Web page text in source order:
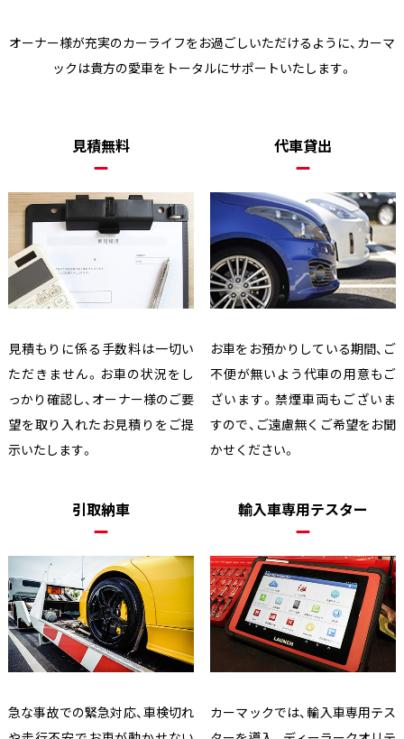
オーナー様が充実のカーライフをお過ごしいただけるように、 カーマ
ックは貴方の愛車をトータルにサポートいたします。
見積無料
見積もりに係る手数料は一切い
ただきません。お車の状況をし
っかり確認し、オーナー様のご要
望を取り入れたお見積りをご提
示いたします。
代車貸出
お車をお預かりしている期間、ご
不便が無いよう代車の用意もご
ざいます。禁煙車両もございま
すので、ご遠慮無くご希望をお聞
かせください。
引取納車
急な事故での緊急対応、車検切れ
輸入車専用テスター
カーマックでは、輸入車専用テス